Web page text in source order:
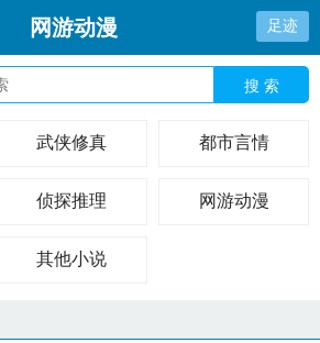
网游动漫 足迹
搜 索
武侠修真 都市言情
侦探推理 网游动漫
其他小说